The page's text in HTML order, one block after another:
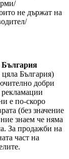
не държат на
България)
добри
е по-скоро
(без значение
знаем че няма
За продажби на
част на